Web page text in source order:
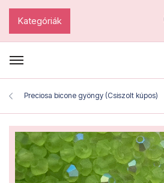
Kategóriák
Preciosa bicone gyöngy (Csiszolt kúpos)